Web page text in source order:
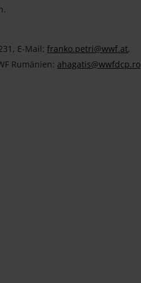
E-Mail: franko.petri@wwf.at,
Rumänien: ahagatis@wwfdcp.ro